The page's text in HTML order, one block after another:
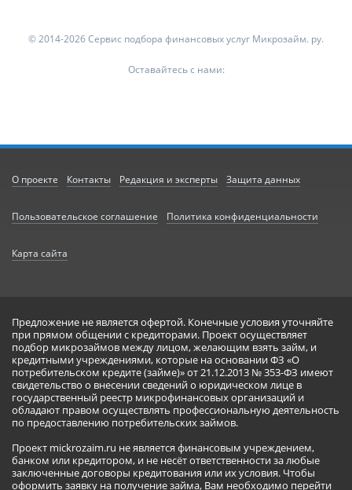
© 2014-2026 Сервис подбора финансовых услуг Микрозайм. ру.
Оставайтесь с нами:
О проекте Контакты Редакция и эксперты Защита данных
Пользовательское соглашение Политика конфиденциальности
Карта сайта
Предложение не является офертой. Конечные условия уточняйте
при прямом общении с кредиторами. Проект осуществляет
подбор микрозаймов между лицом, желающим взять займ, и
кредитными учреждениями, которые на основании ФЗ «О
потребительском кредите (займе)» от 21.12.2013 № 353-ФЗ имеют
свидетельство о внесении сведений о юридическом лице в
государственный реестр микрофинансовых организаций и
обладают правом осуществлять профессиональную деятельность
по предоставлению потребительских займов.
Проект mickrozaim.ru не является финансовым учреждением,
банком или кредитором, и не несёт ответственности за любые
заключенные договоры кредитования или их условия. Чтобы
оформить заявку на получение займа, Вам необходимо перейти